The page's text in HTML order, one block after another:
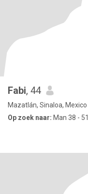
Fabi, 44
Mazatlán, Sinaloa, Mexico
Op zoek naar: Man 38 - 51